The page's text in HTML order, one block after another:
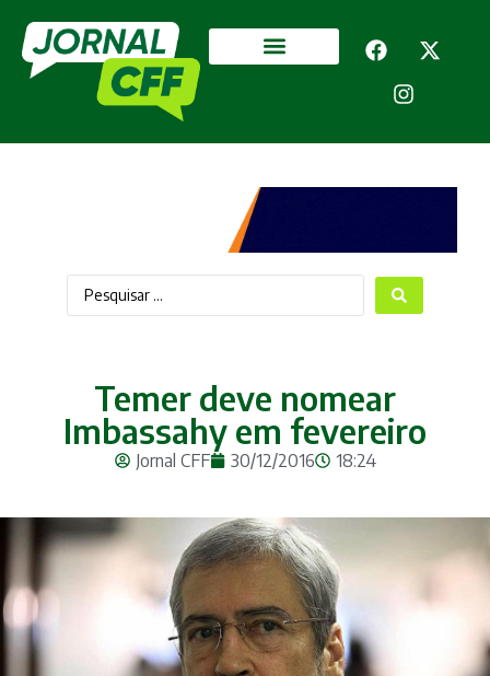
Temer deve nomear
Imbassahy em fevereiro
Jornal CFF 30/12/2016 18:24